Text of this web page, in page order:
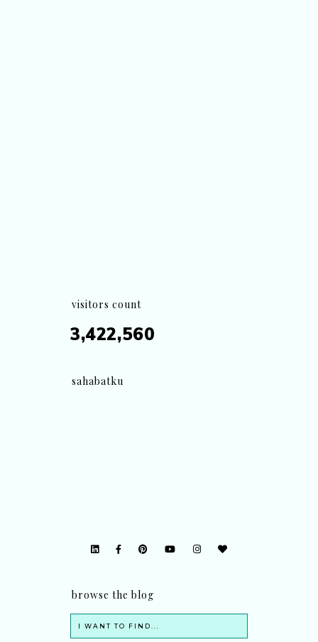
visitors count
3,422,560
sahabatku
browse the blog